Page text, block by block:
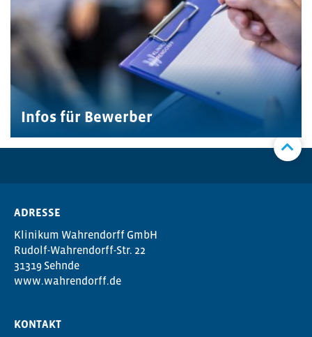
Infos für Bewerber
ADRESSE
Klinikum Wahrendorff GmbH
Rudolf-Wahrendorff-Str. 22
31319 Sehnde
www.wahrendorff.de
KONTAKT